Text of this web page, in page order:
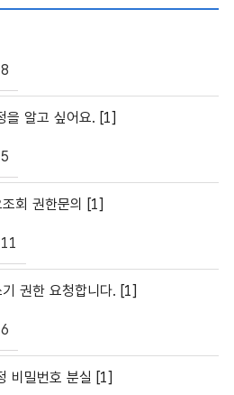
튼
, 작성자, 등록일, 조회수 정보를 제공
8
을 알고 싶어요. [1]
5
회 권한문의 [1]
11
권한 요청합니다. [1]
6
비밀번호 분실 [1]